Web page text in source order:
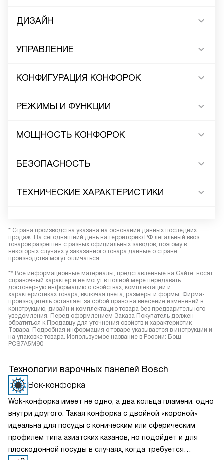
ДИЗАЙН
УПРАВЛЕНИЕ
КОНФИГУРАЦИЯ КОНФОРОК
РЕЖИМЫ И ФУНКЦИИ
МОЩНОСТЬ КОНФОРОК
БЕЗОПАСНОСТЬ
ТЕХНИЧЕСКИЕ ХАРАКТЕРИСТИКИ
* Страна производства указана на основании данных последних
продаж. На сегодняшний день на территорию РФ легальный ввоз
товаров разрешен с разных официальных заводов, поэтому в
некоторых случаях у заказанного товара данные о стране
производства могут отличаться.
** Все информационные материалы, представленные на Сайте, носят
справочный характер и не могут в полной мере передавать
достоверную информацию о свойствах, комплектации и
характеристиках товара, включая цвета, размеры и формы. Фирма-
производитель оставляет за собой право на внесение изменений в
конструкцию, дизайн и комплектацию товара без предварительного
уведомления. Перед оформлением Заказа Покупатель должен
обратиться к Продавцу для уточнения свойств и характеристик
Товара. Подробная информация о товаре указывается в инструкции и
на упаковке товара. Используемое название в России: Бош
PCS7A5M90
Технологии варочных панелей Bosch
Вок-конфорка
Wok-конфорка имеет не одно, а два кольца пламени: одно
внутри другого. Такая конфорка с двойной «короной»
идеальна для посуды с коническим или сферическим
профилем типа азиатских казанов, но подойдет и для
плоскодонной посуды в случаях, когда требуется